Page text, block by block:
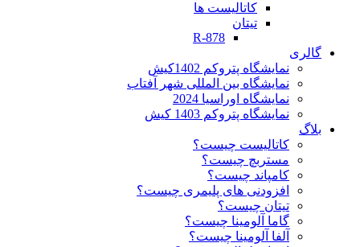
کاتالیست ها
تیتان
R-878
گالری
نمایشگاه پتروکم 1402کیش
نمایشگاه بین المللی شهر آفتاب
نمایشگاه اوراسیا 2024
نمایشگاه پتروکم 1403 کیش
بلاگ
کاتالیست چیست؟
مستربچ چیست؟
کامپاند چیست؟
افزودنی های پلیمری چیست؟
تیتان چیست؟
گاما آلومینا چیست؟
آلفا آلومینا چیست؟